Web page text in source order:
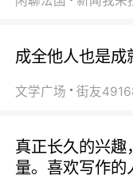
成全他人也是成
文学广场
真正长久的兴趣
量。喜欢写作